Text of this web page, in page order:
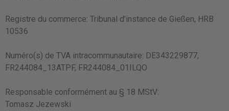
Registre du commerce: Tribunal d’instance de Gießen, HRB
10536
Numéro(s) de TVA intracommunautaire: DE343229877,
FR244084_13ATPF, FR244084_01ILQO
Responsable conformément au § 18 MStV:
Tomasz Jezewski